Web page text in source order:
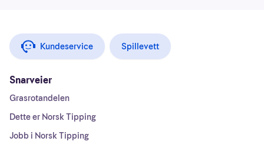
Kundeservice Spillevett
Snarveier
Grasrotandelen
Dette er Norsk Tipping
Jobb i Norsk Tipping